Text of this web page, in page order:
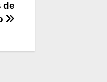
de